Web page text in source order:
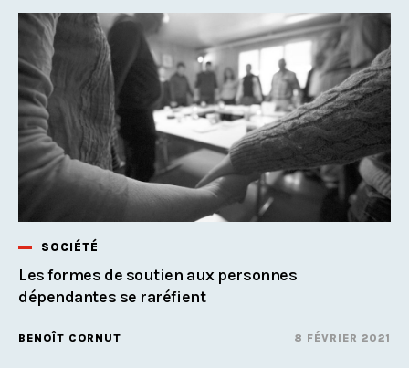
SOCIÉTÉ
Les formes de soutien aux personnes
dépendantes se raréfient
BENOÎT CORNUT 8 FÉVRIER 2021